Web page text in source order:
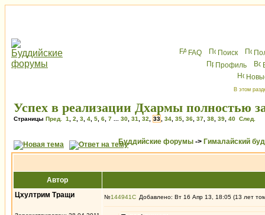
FAQ Поиск
Профиль
В этом
Успех в реализации Дхармы полностью
Страницы Пред. 1 2 3 4 5 6 7 30 31 32 33 34 35 36 37 38 39 40 След.
Буддийские форумы -> Гималайский
Автор
Цхултрим Тращи
№144941 Добавлено: Вт 16 Апр 13, 18:05 (13 лет